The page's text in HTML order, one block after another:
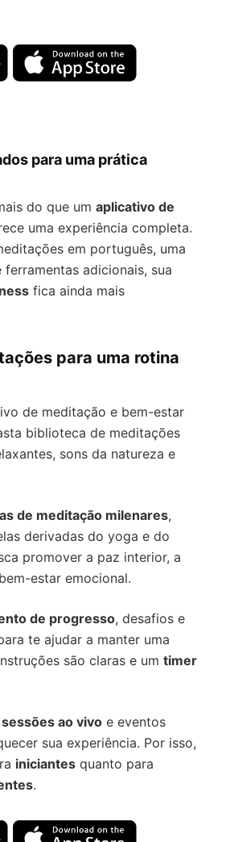
para uma prática
do que um aplicativo de
uma experiência completa.
em português, uma
adicionais, sua
fica ainda mais
para uma rotina
de meditação e bem-estar
biblioteca de meditações
sons da natureza e
de meditação milenares,
derivadas do yoga e do
promover a paz interior, a
estar emocional.
de progresso, desafios e
te ajudar a manter uma
são claras e um timer
sessões ao vivo e eventos
sua experiência. Por isso,
iniciantes quanto para
.